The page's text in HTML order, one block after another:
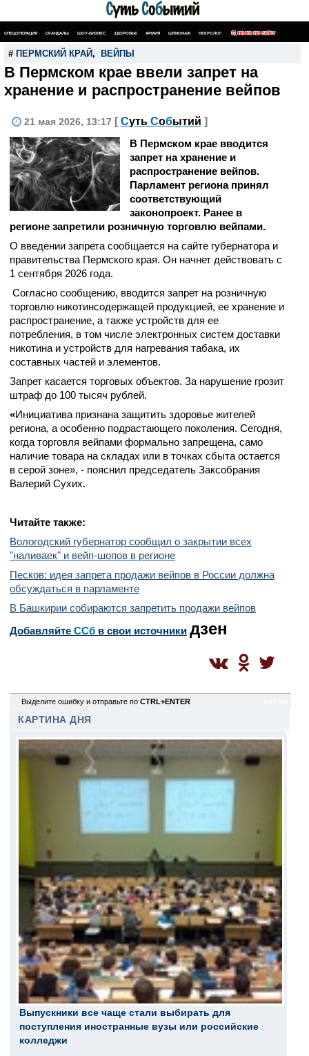
СПЕЦОПЕРАЦИЯ СКАНДАЛЫ ШОУ-БИЗНЕС ЗДОРОВЬЕ АРМИЯ ШПИОНАЖ НЕКРОЛОГ ПОИСК ПО САЙТУ
# ПЕРМСКИЙ КРАЙ , ВЕЙПЫ
В Пермском крае ввели запрет на
хранение и распространение вейпов
21 мая 2026, 13:17 [ Суть Событий ]
В Пермском крае вводится
запрет на хранение и
распространение вейпов.
Парламент региона принял
соответствующий
законопроект. Ранее в
регионе запретили розничную торговлю вейпами.
О введении запрета сообщается на сайте губернатора и
правительства Пермского края. Он начнет действовать с
1 сентября 2026 года.
Согласно сообщению, вводится запрет на розничную
торговлю никотинсодержащей продукцией, ее хранение и
распространение, а также устройств для ее
потребления, в том числе электронных систем доставки
никотина и устройств для нагревания табака, их
составных частей и элементов.
Запрет касается торговых объектов. За нарушение грозит
штраф до 100 тысяч рублей.
«Инициатива признана защитить здоровье жителей
региона, а особенно подрастающего поколения. Сегодня,
когда торговля вейпами формально запрещена, само
наличие товара на складах или в точках сбыта остается
в серой зоне», - пояснил председатель Заксобрания
Валерий Сухих.
Читайте также:
Вологодский губернатор сообщил о закрытии всех
"наливаек" и вейп-шопов в регионе
Песков: идея запрета продажи вейпов в России должна
обсуждаться в парламенте
В Башкирии собираются запретить продажи вейпов
Добавляйте CСб в свои источники дзен
Выделите ошибку и отправьте по CTRL+ENTER
КАРТИНА ДНЯ
Выпускники все чаще стали выбирать для
поступления иностранные вузы или российские
колледжи